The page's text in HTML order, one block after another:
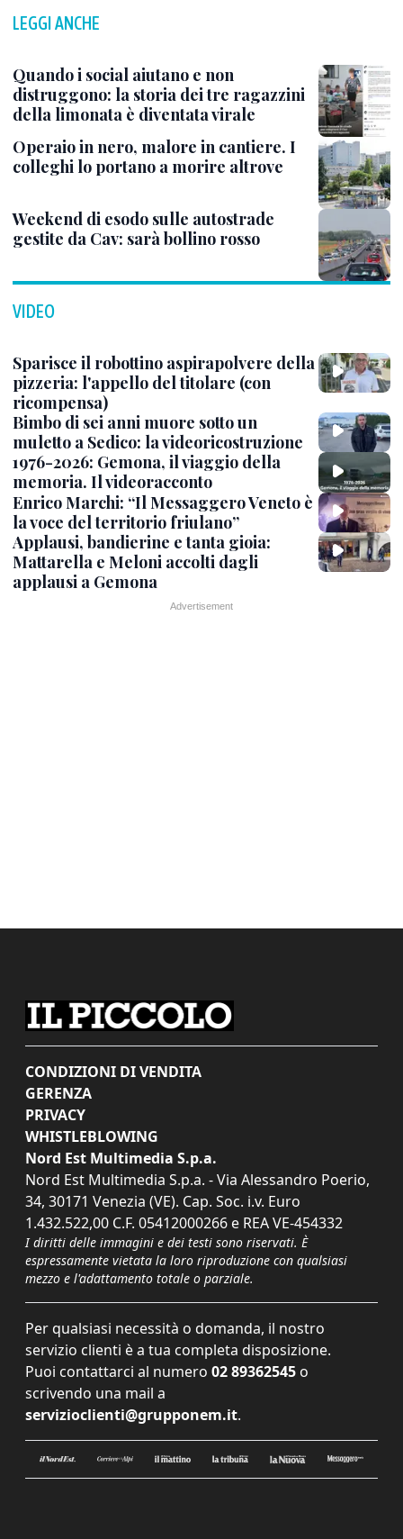
LEGGI ANCHE
Quando i social aiutano e non
distruggono: la storia dei tre ragazzini
della limonata è diventata virale
Operaio in nero, malore in cantiere. I
colleghi lo portano a morire altrove
Weekend di esodo sulle autostrade
gestite da Cav: sarà bollino rosso
VIDEO
Sparisce il robottino aspirapolvere della
pizzeria: l'appello del titolare (con
ricompensa)
Bimbo di sei anni muore sotto un
muletto a Sedico: la videoricostruzione
1976-2026: Gemona, il viaggio della
memoria. Il videoracconto
Enrico Marchi: “Il Messaggero Veneto è
la voce del territorio friulano”
Applausi, bandierine e tanta gioia:
Mattarella e Meloni accolti dagli
applausi a Gemona
CONDIZIONI DI VENDITA
GERENZA
PRIVACY
WHISTLEBLOWING
Nord Est Multimedia S.p.a.
Nord Est Multimedia S.p.a. - Via Alessandro Poerio,
34, 30171 Venezia (VE). Cap. Soc. i.v. Euro
1.432.522,00 C.F. 05412000266 e REA VE-454332
I diritti delle immagini e dei testi sono riservati. È
espressamente vietata la loro riproduzione con qualsiasi
mezzo e l'adattamento totale o parziale.
Per qualsiasi necessità o domanda, il nostro
servizio clienti è a tua completa disposizione.
Puoi contattarci al numero 02 89362545 o
scrivendo una mail a
servizioclienti@grupponem.it.